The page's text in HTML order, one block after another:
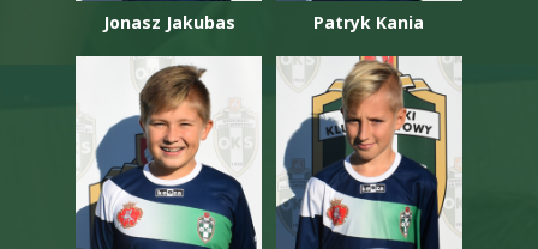
Jonasz Jakubas Patryk Kania